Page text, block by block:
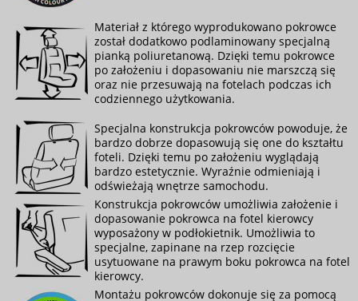
Materiał z którego wyprodukowano pokrowce
został dodatkowo podlaminowany specjalną
pianką poliuretanową. Dzięki temu pokrowce
po założeniu i dopasowaniu nie marszczą się
oraz nie przesuwają na fotelach podczas ich
codziennego użytkowania.
Specjalna konstrukcja pokrowców powoduje, że
bardzo dobrze dopasowują się one do kształtu
foteli. Dzięki temu po założeniu wyglądają
bardzo estetycznie. Wyraźnie odmieniają i
odświeżają wnętrze samochodu.
Konstrukcja pokrowców umożliwia założenie i
dopasowanie pokrowca na fotel kierowcy
wyposażony w podłokietnik. Umożliwia to
specjalne, zapinane na rzep rozcięcie
usytuowane na prawym boku pokrowca na fotel
kierowcy.
Montażu pokrowców dokonuje się za pomocą